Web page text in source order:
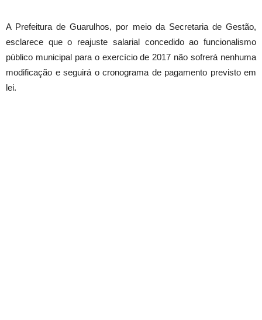
A Prefeitura de Guarulhos, por meio da Secretaria de Gestão,
esclarece que o reajuste salarial concedido ao funcionalismo
público municipal para o exercício de 2017 não sofrerá nenhuma
modificação e seguirá o cronograma de pagamento previsto em
lei.